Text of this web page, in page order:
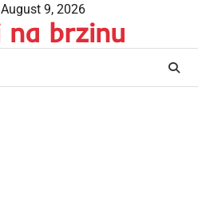
9, 2026
na brzinu